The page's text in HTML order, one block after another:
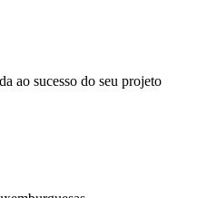
ao sucesso do seu projeto